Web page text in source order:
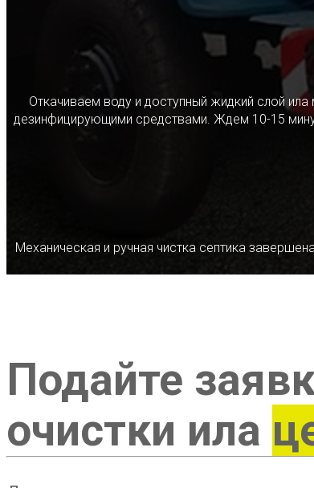
Откачиваем воду и доступный жидкий слой
дезинфицирующими средствами. Ждем 10-15
Механическая и ручная чистка септика
Подайте
очистки ила